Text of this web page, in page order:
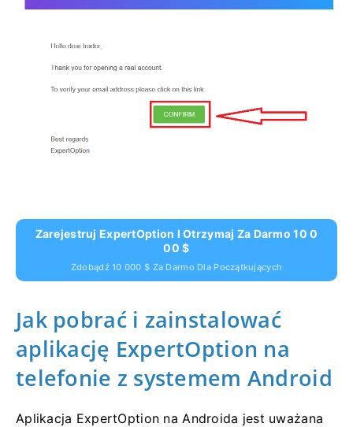
Zarejestruj ExpertOption I Otrzymaj Za Darmo 10 0
00 $
Zdobądź 10 000 $ Za Darmo Dla Początkujących
Jak pobrać i zainstalować
aplikację ExpertOption na
telefonie z systemem Android
Aplikacja ExpertOption na Androida jest uważana